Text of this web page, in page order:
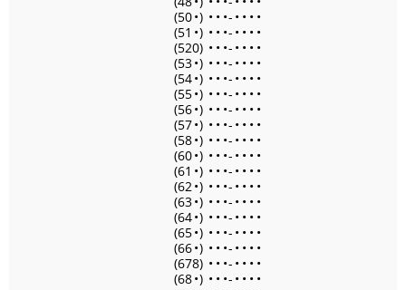
(50•) • • •- • • • •
(51 •) • • •- • • • •
(520) • • •- • • • •
(53•) • • •- • • • •
(54•) • • •- • • • •
(55•) • • •- • • • •
(56•) • • •- • • • •
(57•) • • •- • • • •
(58•) • • •- • • • •
(60•) • • •- • • • •
(61 •) • • •- • • • •
(62•) • • •- • • • •
(63•) • • •- • • • •
(64•) • • •- • • • •
(65•) • • •- • • • •
(66•) • • •- • • • •
(678) • • •- • • • •
(68•) • • •- • • • •